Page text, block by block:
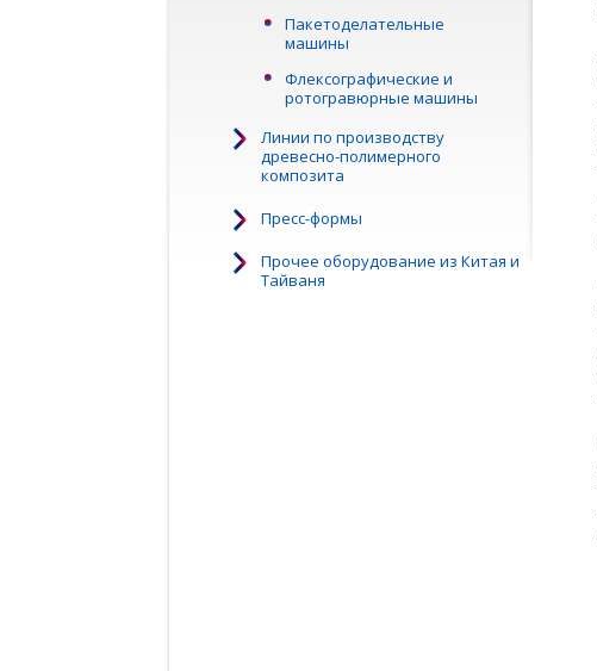
Пакетоделательные
машины
Флексографические и
ротогравюрные машины
Линии по производству
древесно-полимерного
композита
Пресс-формы
Прочее оборудование из Китая и
Тайваня